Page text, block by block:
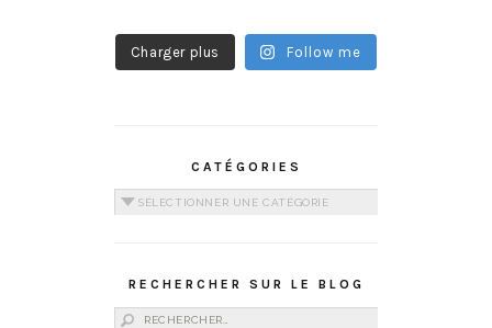
Charger plus Follow me
CATÉGORIES
Catégories
RECHERCHER SUR LE BLOG
Rechercher :